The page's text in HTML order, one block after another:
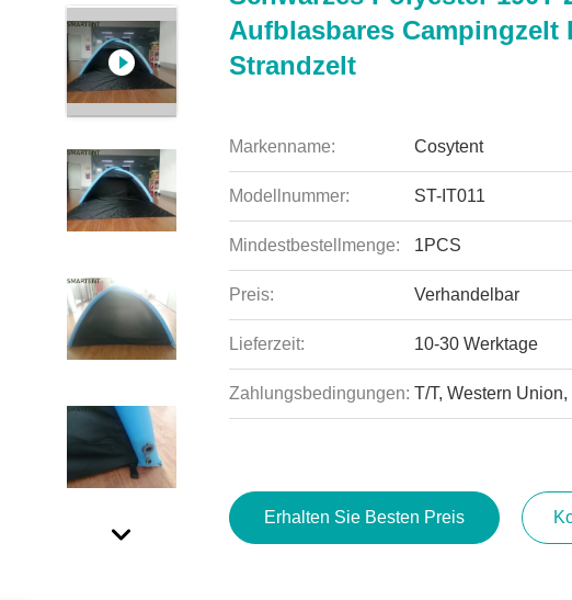
Aufblasbares Campingzelt
Strandzelt
Markenname: Cosytent
Modellnummer: ST-IT011
Mindestbestellmenge: 1PCS
Preis: Verhandelbar
Lieferzeit: 10-30 Werktage
Zahlungsbedingungen: T/T, Western
Erhalten Sie Besten Preis